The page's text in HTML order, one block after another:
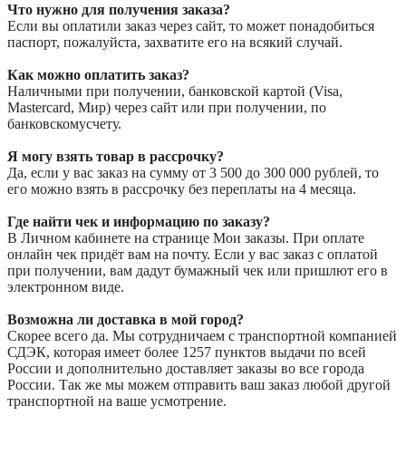
Что нужно для получения заказа?
Если вы оплатили заказ через сайт, то может понадобиться
паспорт, пожалуйста, захватите его на всякий случай.
Как можно оплатить заказ?
Наличными при получении, банковской картой (Visa,
Mastercard, Мир) через сайт или при получении, по
банковскомусчету.
Я могу взять товар в рассрочку?
Да, если у вас заказ на сумму от 3 500 до 300 000 рублей, то
его можно взять в рассрочку без переплаты на 4 месяца.
Где найти чек и информацию по заказу?
В Личном кабинете на странице Мои заказы. При оплате
онлайн чек придёт вам на почту. Если у вас заказ с оплатой
при получении, вам дадут бумажный чек или пришлют его в
электронном виде.
Возможна ли доставка в мой город?
Скорее всего да. Мы сотрудничаем с транспортной компанией
СДЭК, которая имеет более 1257 пунктов выдачи по всей
России и дополнительно доставляет заказы во все города
России. Так же мы можем отправить ваш заказ любой другой
транспортной на ваше усмотрение.